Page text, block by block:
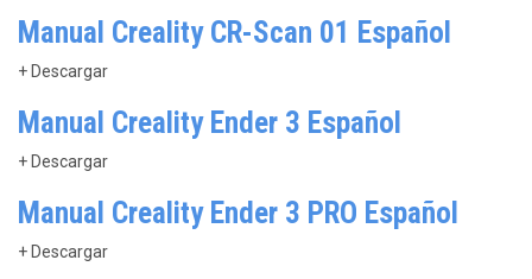
Manual Creality CR-Scan 01 Español
+ Descargar
Manual Creality Ender 3 Español
+ Descargar
Manual Creality Ender 3 PRO Español
+ Descargar